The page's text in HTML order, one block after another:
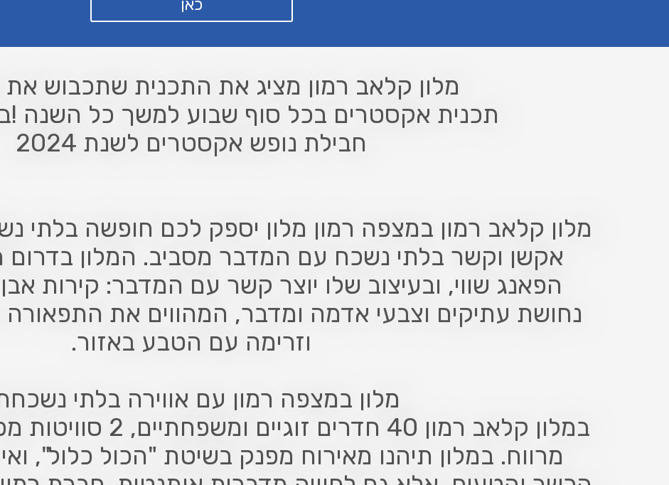
מלון קלאב רמון מציג את התכנית שתכבוש את
תכנית אקסטרים בכל סוף שבוע למשך כל השנה
חבילת נופש אקסטרים לשנת 2024
מלון קלאב רמון במצפה רמון מלון יספק לכם חופשה בלתי
אקשן וקשר בלתי נשכח עם המדבר מסביב. המלון
הפאנג שווי, ובעיצוב שלו יוצר קשר עם המדבר: קירות
נחושת עתיקים וצבעי אדמה ומדבר, המהווים את
וזרימה עם הטבע באזור.
מלון במצפה רמון עם אווירה בלתי
במלון קלאב רמון 40
מרווח. במלון תיהנו מאירוח מפנק בשיטת "הכול כלול",